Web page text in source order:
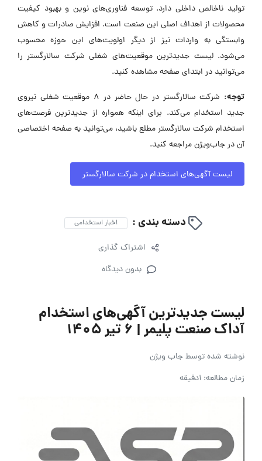
تولید ناخالص داخلی دارد. توسعه فناوری‌های نوین و بهبود کیفیت
محصولات از اهداف اصلی این صنعت است. افزایش صادرات و کاهش
وابستگی به واردات نیز از دیگر اولویت‌های این حوزه محسوب
می‌شود. لیست جدیدترین موقعیت‌های شغلی شرکت سالارگستر را
می‌توانید در ابتدای صفحه مشاهده کنید.
توجه:
شرکت سالارگستر در حال حاضر در ۸ موقعیت شغلی نیروی
جدید استخدام می‌کند. برای اینکه همواره از جدیدترین فرصت‌های
استخدام شرکت سالارگستر مطلع باشید، می‌توانید به صفحه اختصاصی
آن در جاب‌ویژن مراجعه کنید.
لیست آگهی‌های استخدام در شرکت سالارگستر
دسته بندی : اخبار استخدامی
اشتراک گذاری
بدون دیدگاه
لیست جدیدترین آگهی‌های استخدام
آداک صنعت پلیمر | ۶ تیر ۱۴۰۵
نوشته شده توسطجاب ویژن
زمان مطالعه: 1دقیقه